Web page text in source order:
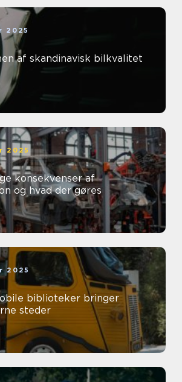
2025
af skandinavisk bilkvalitet
2025
konsekvenser af
og hvad der gøres
2025
biblioteker bringer
steder